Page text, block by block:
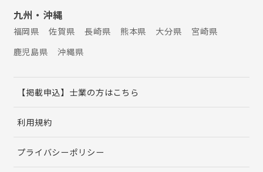
九州・沖縄
福岡県 佐賀県 長崎県 熊本県 大分県
宮崎県
鹿児島県
沖縄県
【掲載申込】士業の方はこちら
利用規約
プライバシーポリシー